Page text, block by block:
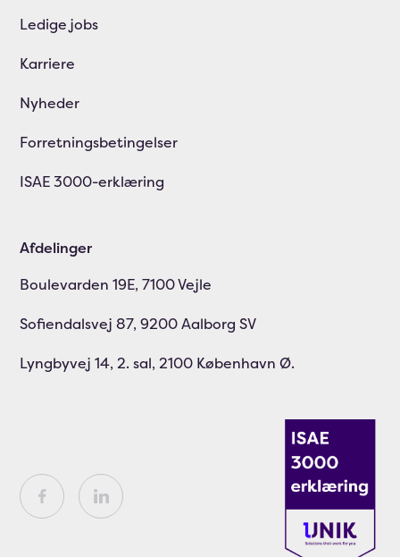
Ledige jobs
Karriere
Nyheder
Forretningsbetingelser
ISAE 3000-erklæring
Afdelinger
Boulevarden 19E, 7100 Vejle
Sofiendalsvej 87, 9200 Aalborg SV
Lyngbyvej 14, 2. sal, 2100 København Ø.